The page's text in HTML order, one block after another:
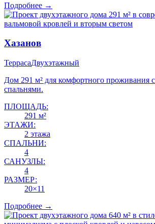
Подробнее →
Хазанов
ТеррасаДвухэтажный
Дом 291 м² для комфортного проживания
спальнями.
ПЛОЩАДЬ:
291 м²
ЭТАЖИ:
2 этажа
СПАЛЬНИ:
4
САНУЗЛЫ:
4
РАЗМЕР:
20×11
Подробнее →